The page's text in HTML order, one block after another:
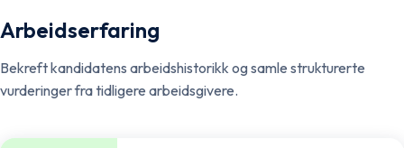
Arbeidserfaring
Bekreft kandidatens arbeidshistorikk og samle strukturerte
vurderinger fra tidligere arbeidsgivere.